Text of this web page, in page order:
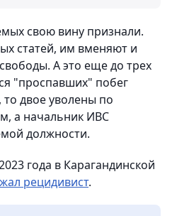
свою вину признали.
статей, им вменяют и
А это еще до трех
"проспавших" побег
то двое уволены по
а начальник ИВС
должности.
года в Карагандинской
рецидивист.